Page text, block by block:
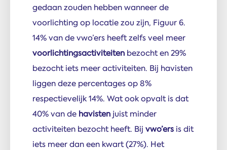
gedaan zouden hebben wanneer de
voorlichting op locatie zou zijn, Figuur 6.
14% van de vwo’ers heeft zelfs veel meer
voorlichtingsactiviteiten bezocht en 29%
bezocht iets meer activiteiten. Bij havisten
liggen deze percentages op 8%
respectievelijk 14%. Wat ook opvalt is dat
40% van de havisten juist minder
activiteiten bezocht heeft. Bij vwo’ers is dit
iets meer dan een kwart (27%). Het